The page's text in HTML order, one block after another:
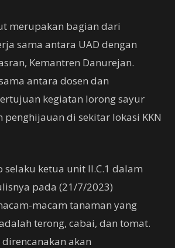
merupakan bagian dari
sama antara UAD dengan
Kemantren Danurejan.
antara dosen dan
kegiatan lorong sayur
di sekitar lokasi KKN
selaku ketua unit II.C.1 dalam
pada (21/7/2023)
macam tanaman yang
terong, cabai, dan tomat.
akan